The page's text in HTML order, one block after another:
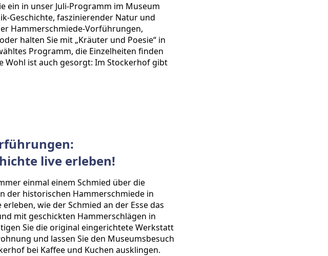
ein in unser Juli-Programm im Museum
Geschichte, faszinierender Natur und
Hammerschmiede-Vorführungen,
halten Sie mit „Kräuter und Poesie“ in
Programm, die Einzelheiten finden
Wohl ist auch gesorgt: Im Stockerhof gibt
live erleben!
einmal einem Schmied über die
der historischen Hammerschmiede in
wie der Schmied an der Esse das
mit geschickten Hammerschlägen in
Sie die original eingerichtete Werkstatt
und lassen Sie den Museumsbesuch
bei Kaffee und Kuchen ausklingen.